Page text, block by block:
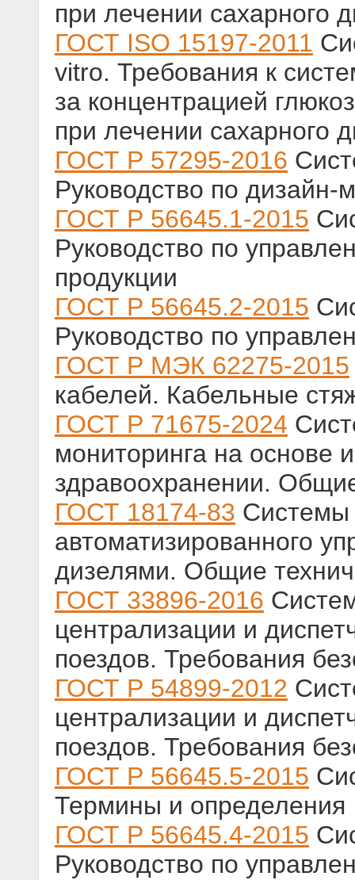
при лечении сахарного
ГОСТ ISO 15197-2011
vitro. Требования к
за концентрацией
при лечении сахарного
ГОСТ Р 57295-2016
Руководство по дизайн-
ГОСТ Р 56645.1-2015
Руководство по
продукции
ГОСТ Р 56645.2-2015
Руководство по
ГОСТ Р МЭК 62275-2015
кабелей. Кабельные
ГОСТ Р 71675-2024
мониторинга на основе
здравоохранении.
ГОСТ 18174-83 Системы
автоматизированного
дизелями. Общие
ГОСТ 33896-2016
централизации и
поездов. Требования
ГОСТ Р 54899-2012
централизации и
поездов. Требования
ГОСТ Р 56645.5-2015
Термины и определения
ГОСТ Р 56645.4-2015
Руководство по